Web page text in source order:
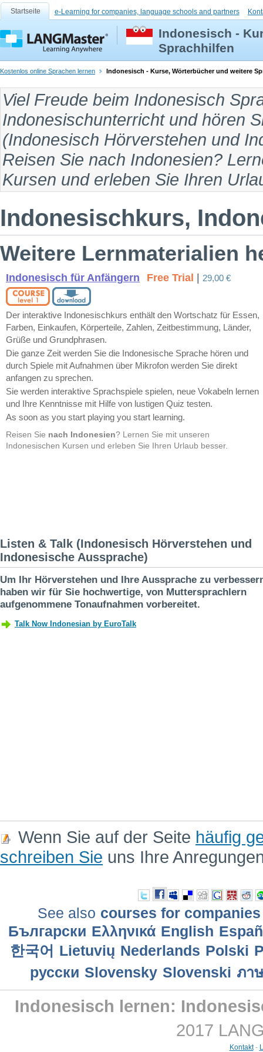
Startseite e-Learning for companies, language schools and partners
Indonesisch -
Sprachhilfen
Kostenlos online Sprachen lernen Indonesisch - Kurse, Wörterbücher und weitere
Viel Freude beim Indonesisch
Indonesischunterrichtund hören
(Indonesisch Hörverstehen und
Reisen Sie nach Indonesien?
Kursen und erleben Sie Ihren
Indonesischkurs,
Weitere Lernmaterialien
Indonesisch für Anfängern Free Trial 29,00 €
Der interaktive Indonesischkurs enthält den Wortschatz für Essen,
Farben, Einkaufen, Körperteile, Zahlen, Zeitbestimmung, Länder,
Grüße und Grundphrasen.
Die ganze Zeit werden Sie die Indonesische Sprache hören und
durch Spiele mit Aufnahmen über Mikrofon werden Sie direkt
anfangen zu sprechen.
Sie werden interaktive Sprachspiele spielen, neue Vokabeln lernen
und Ihre Kenntnisse mit Hilfe von lustigen Quiz testen.
As soon as you start playing you start learning.
Reisen Sie nach Indonesien? Lernen Sie mit unseren
Indonesischen Kursen und erleben Sie Ihren Urlaub besser.
Listen & Talk (Indonesisch Hörverstehen und
Indonesische Aussprache)
Um Ihr Hörverstehen und Ihre Aussprache zu
haben wir für Sie hochwertige, von Muttersprachlern
aufgenommene Tonaufnahmen vorbereitet.
Wenn Sie auf der Seite häufig
schreiben Sie uns Ihre
See also courses for companies
Български Ελληνικά English
한국어 Lietuvių Nederlands Polski
русски Slovensky Slovenski ภา
Indonesisch lernen:
2017
Kontakt-